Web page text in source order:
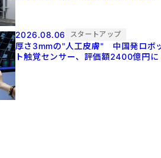
2026.08.06 スタートアップ
厚さ3mmの"人工皮膚" 中国発ロボ
ト触覚センサー、評価額2400億円に